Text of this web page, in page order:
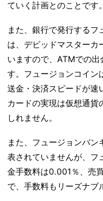
ていく計画とのことです。
また、銀行で発行するフ
は、デビッドマスターカ
いますので、ATMでの
す。フュージョンコイン
送金・決済スピードが速
カードの実現は仮想通貨
しれません。
また、フュージョンバン
表されていませんが、フ
金手数料は0.001％、売
で、手数料もリーズナブ